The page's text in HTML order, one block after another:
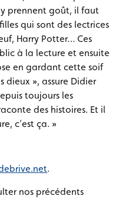
y prennent goût, il faut
qui sont des lectrices
Harry Potter… Ces
à la lecture et ensuite
en gardant cette soif
dieux », assure Didier
toujours les
des histoires. Et il
c’est ça. »
.
nos précédents